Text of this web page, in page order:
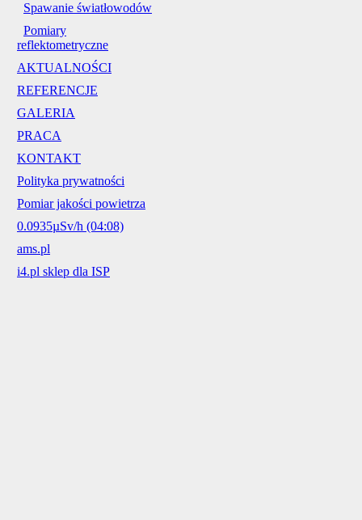
Spawanie światłowodów
Pomiary
reflektometryczne
AKTUALNOŚCI
REFERENCJE
GALERIA
PRACA
KONTAKT
Polityka prywatności
Pomiar jakości powietrza
0.0935µSv/h (04:08)
ams.pl
i4.pl sklep dla ISP